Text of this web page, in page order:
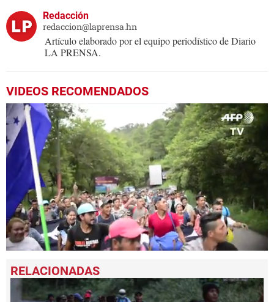
Redacción
redaccion@laprensa.hn
Artículo elaborado por el equipo periodístico de Diario
LA PRENSA.
VIDEOS RECOMENDADOS
seconds
of
minute,